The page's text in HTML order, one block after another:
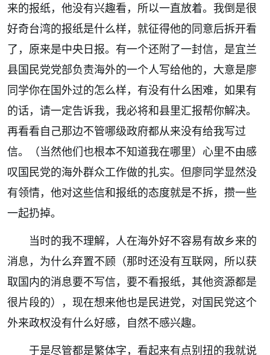
来的报纸，他没有兴趣看，所以一直放着。我倒是很
好奇台湾的报纸是什么样，就征得他的同意后拆开看
了，原来是中央日报。有一个还附了一封信，是宜兰
县国民党党部负责海外的一个人写给他的，大意是廖
同学你在国外过的怎么样，有没有什么困难，如果有
的话，请一定告诉我，我必将和县里汇报帮你解决。
再看看自己那边不管哪级政府都从来没有给我写过
信。（当然他们也根本不知道我在哪里）心里不由感
叹国民党的海外群众工作做的扎实。但廖同学显然没
有领情，他对这些信和报纸的态度就是不拆，攒一些
一起扔掉。
当时的我不理解，人在海外好不容易有故乡来的
消息，为什么弃置不顾（那时还没有互联网，所以获
取国内的消息要不写信，要不看报纸，其他资源都是
很片段的），现在想来他也是民进党，对国民党这个
外来政权没有什么好感，自然不感兴趣。
于是尽管都是繁体字，看起来有点别扭的我就说